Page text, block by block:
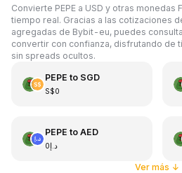
Convierte PEPE a USD y otras monedas
tiempo real. Gracias a las cotizaciones
agregadas de Bybit-eu, puedes
convertir con confianza, disfrutando de
sin spreads ocultos.
PEPE to SGD
S$0
PEPE to AED
د.إ0
Ver más ↓